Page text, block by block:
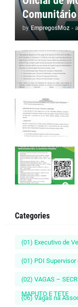
by EmpregosMoz -
Categories
(01) Executivo de
(01) PDI
(02) VAGAS –
MAPUTO E TETE
(06) Vagas na